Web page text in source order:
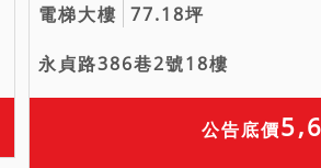
電梯大樓 77.18坪
永貞路386巷2號18樓
公告底價